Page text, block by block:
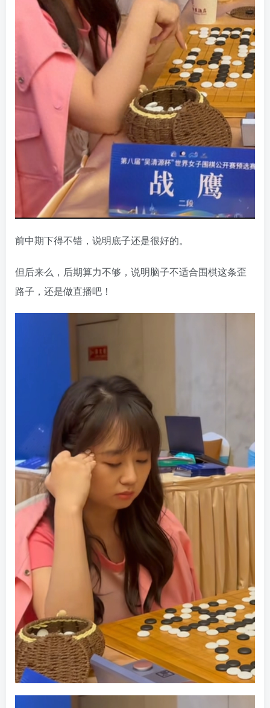
前中期下得不错，说明底子还是很好的。
但后来么，后期算力不够，说明脑子不适合围棋这条歪
路子，还是做直播吧！